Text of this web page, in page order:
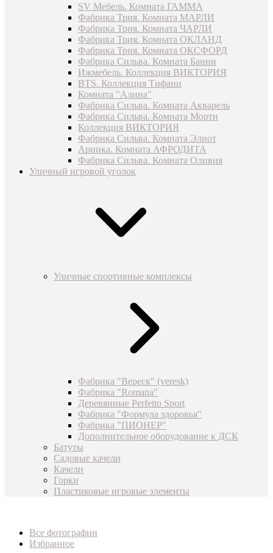
SV Мебель. Комната ГАММА
Фабрика Трия. Комната МАРЛИ
Фабрика Трия. Комната ЧАРЛИ
Фабрика Трия. Комната ОКЛАНД
Фабрика Трия. Комната ОКСФОРД
Фабрика Сильва. Комната Банни
Ижмебель. Коллекция ВИКТОРИЯ
BTS. Коллекция Тифани
Комната "Алина"
Фабрика Сильва. Комната Акварель
Фабрика Сильва. Комната Морти
Коллекция ВИКТОРИЯ
Фабрика Сильва. Комната Элиот
Арника. Комната АФРОДИТА
Фабрика Сильва. Комната Оливия
Уличный игровой уголок
Уличные спортивные комплексы
Фабрика "Вереск" (veresk)
Фабрика "Romana"
Деревянные Perfetto Sport
Фабрика "Формула здоровья"
Фабрика "ПИОНЕР"
Дополнительное оборудование к ДСК
Батуты
Садовые качели
Качели
Горки
Пластиковые игровые элементы
Все фотографии
Избранное